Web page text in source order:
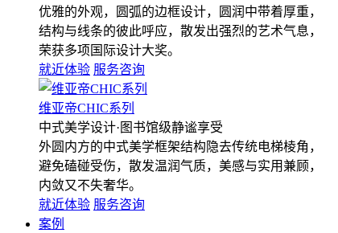
优雅的外观，圆弧的边框设计，圆润中带着厚重，
结构与线条的彼此呼应，散发出强烈的艺术气息，
荣获多项国际设计大奖。
就近体验 服务咨询
维亚帝CHIC系列
中式美学设计·图书馆级静谧享受
外圆内方的中式美学框架结构隐去传统电梯棱角，
避免磕碰受伤，散发温润气质，美感与实用兼顾，
内敛又不失奢华。
就近体验 服务咨询
案例